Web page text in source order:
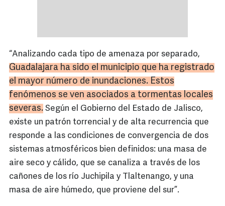
“Analizando cada tipo de amenaza por separado,
Guadalajara ha sido el municipio que ha registrado
el mayor número de inundaciones. Estos
fenómenos se ven asociados a tormentas locales
severas. Según el Gobierno del Estado de Jalisco,
existe un patrón torrencial y de alta recurrencia que
responde a las condiciones de convergencia de dos
sistemas atmosféricos bien definidos: una masa de
aire seco y cálido, que se canaliza a través de los
cañones de los río Juchipila y Tlaltenango, y una
masa de aire húmedo, que proviene del sur”.